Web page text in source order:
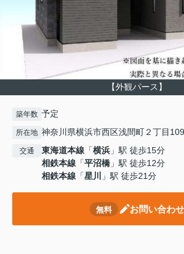
【外観パース】
築年数 予定
所在地 神奈川県横浜市西区浅間町２丁目
交通 東海道本線 「横浜 」駅 徒歩15分
相鉄本線 「平沼橋 」駅 徒歩12分
相鉄本線 「星川 」駅 徒歩21分
無料 お問い合わせ